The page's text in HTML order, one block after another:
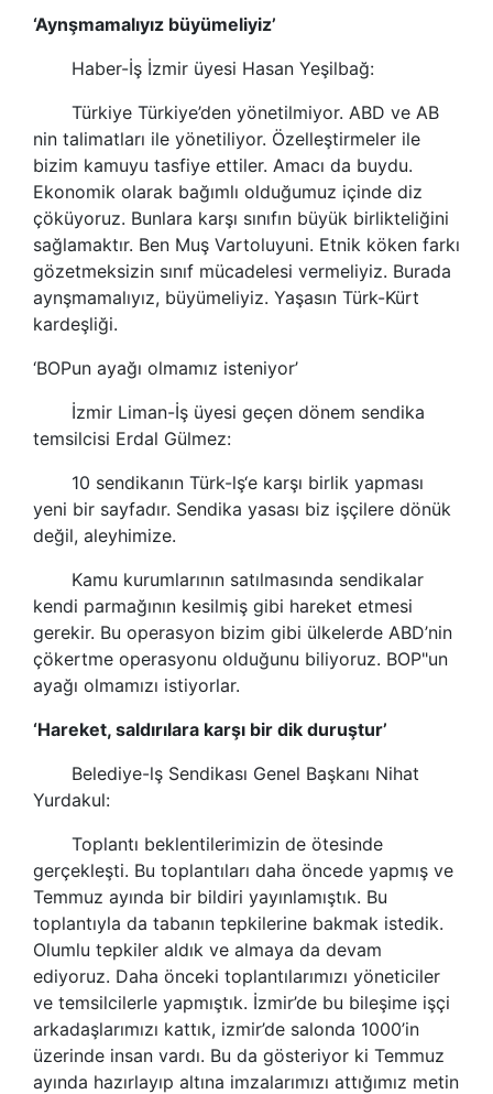
‘Aynşmamalıyız büyümeliyiz’
Haber-İş İzmir üyesi Hasan Yeşilbağ:
Türkiye Türkiye’den yönetilmiyor. ABD ve AB
nin talimatları ile yönetiliyor. Özelleştirmeler ile
bizim kamuyu tasfiye ettiler. Amacı da buydu.
Ekonomik olarak bağımlı olduğumuz içinde diz
çöküyoruz. Bunlara karşı sınıfın büyük birlikteliğini
sağlamaktır. Ben Muş Vartoluyuni. Etnik köken farkı
gözetmeksizin sınıf mücadelesi vermeliyiz. Burada
aynşmamalıyız, büyümeliyiz. Yaşasın Türk-Kürt
kardeşliği.
‘BOPun ayağı olmamız isteniyor’
İzmir Liman-İş üyesi geçen dönem sendika
temsilcisi Erdal Gülmez:
10 sendikanın Türk-lş‘e karşı birlik yapması
yeni bir sayfadır. Sendika yasası biz işçilere dönük
değil, aleyhimize.
Kamu kurumlarının satılmasında sendikalar
kendi parmağının kesilmiş gibi hareket etmesi
gerekir. Bu operasyon bizim gibi ülkelerde ABD’nin
çökertme operasyonu olduğunu biliyoruz. BOP"un
ayağı olmamızı istiyorlar.
‘Hareket, saldırılara karşı bir dik duruştur’
Belediye-lş Sendikası Genel Başkanı Nihat
Yurdakul:
Toplantı beklentilerimizin de ötesinde
gerçekleşti. Bu toplantıları daha öncede yapmış ve
Temmuz ayında bir bildiri yayınlamıştık. Bu
toplantıyla da tabanın tepkilerine bakmak istedik.
Olumlu tepkiler aldık ve almaya da devam
ediyoruz. Daha önceki toplantılarımızı yöneticiler
ve temsilcilerle yapmıştık. İzmir’de bu bileşime işçi
arkadaşlarımızı kattık, izmir’de salonda 1000’in
üzerinde insan vardı. Bu da gösteriyor ki Temmuz
ayında hazırlayıp altına imzalarımızı attığımız metin